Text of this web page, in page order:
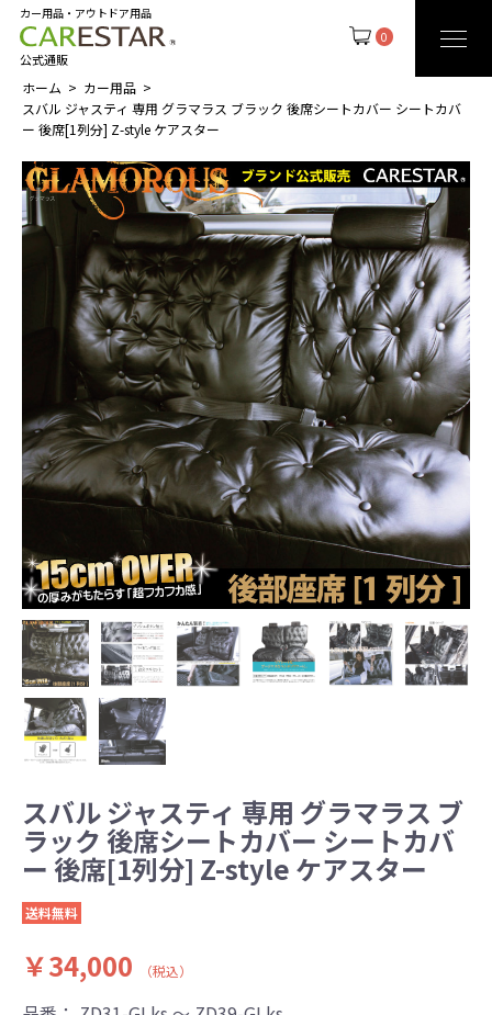
0
カー用品・アウトドア用品
公式通販
ホーム
カー用品
スバル ジャスティ 専用 グラマラス ブラック 後席シートカバー シートカバ
ー 後席[1列分] Z-style ケアスター
スバル ジャスティ 専用 グラマラス ブ
ラック 後席シートカバー シートカバ
ー 後席[1列分] Z-style ケアスター
送料無料
￥34,000 （税込）